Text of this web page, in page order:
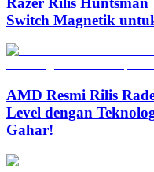
Switch Magnetik
AMD Resmi Rilis
Level dengan
Gahar!